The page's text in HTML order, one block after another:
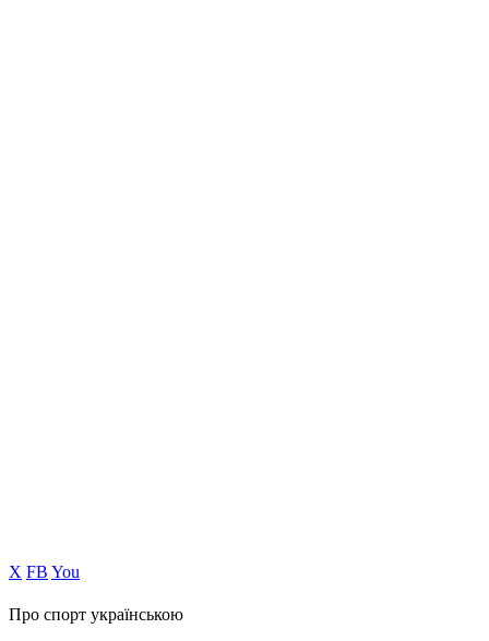
Х FB You
Про спорт українською